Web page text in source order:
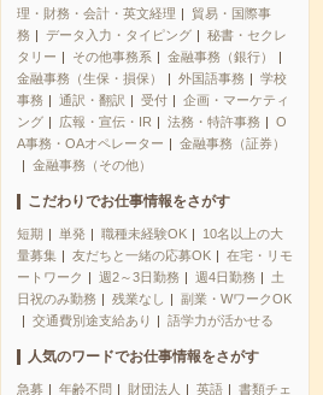
理・財務・会計・英文経理
貿易・国際事
務
データ入力・タイピング
秘書・セクレ
タリー
その他事務系
金融事務（銀行）
金融事務（生保・損保）
外国語事務
学校
事務
通訳・翻訳 受付
企画・マーケティ
ング
広報・宣伝・IR 法務・特許事務
O
A事務・OAオペレーター
金融事務（証券）
金融事務（その他）
こだわりでお仕事情報をさがす
短期 単発 職種未経験OK
10名以上の大
量募集
友だちと一緒の応募OK
在宅・リモ
ートワーク
週2～3日勤務 週4日勤務
土
日祝のみ勤務
残業なし
副業・WワークOK
交通費別途支給あり
語学力が活かせる
人気のワードでお仕事情報をさがす
急募 年齢不問 財団法人 英語
書類チェ